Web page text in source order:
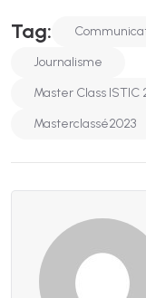
TAG:
Journalisme
Master Class ISTIC
Masterclassé2023